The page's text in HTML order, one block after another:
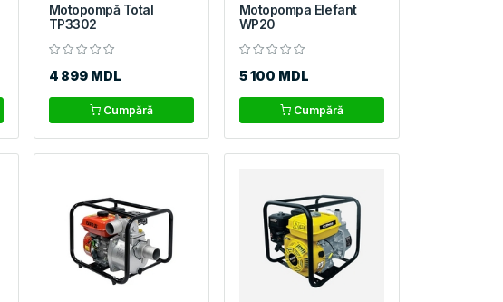
Motopompă Total
TP3302
4 899 MDL
Cumpără
Motopompa Elefant
WP20
5 100 MDL
Cumpără